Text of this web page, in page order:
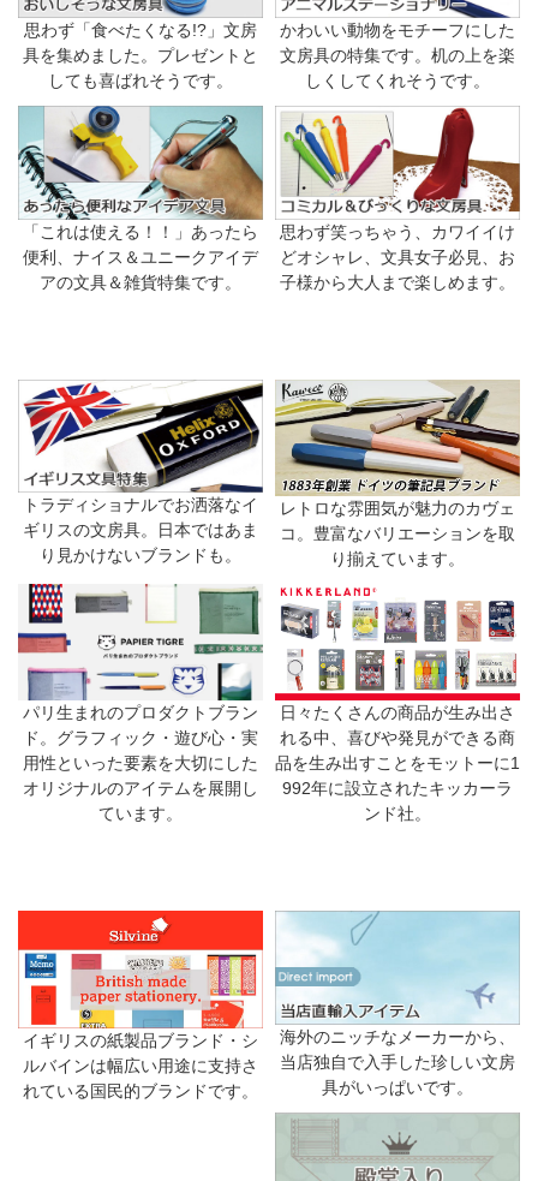
思わず「食べたくなる!?」文房
具を集めました。プレゼントと
しても喜ばれそうです。
かわいい動物をモチーフにした
文房具の特集です。机の上を楽
しくしてくれそうです。
「これは使える！！」あったら
便利、ナイス＆ユニークアイデ
アの文具＆雑貨特集です。
思わず笑っちゃう、カワイイけ
どオシャレ、文具女子必見、お
子様から大人まで楽しめます。
トラディショナルでお洒落なイ
ギリスの文房具。日本ではあま
り見かけないブランドも。
レトロな雰囲気が魅力のカヴェ
コ。豊富なバリエーションを取
り揃えています。
パリ生まれのプロダクトブラン
ド。グラフィック・遊び心・実
用性といった要素を大切にした
オリジナルのアイテムを展開し
ています。
日々たくさんの商品が生み出さ
れる中、喜びや発見ができる商
品を生み出すことをモットーに1
992年に設立されたキッカーラ
ンド社。
イギリスの紙製品ブランド・シ
ルバインは幅広い用途に支持さ
れている国民的ブランドです。
海外のニッチなメーカーから、
当店独自で入手した珍しい文房
具がいっぱいです。